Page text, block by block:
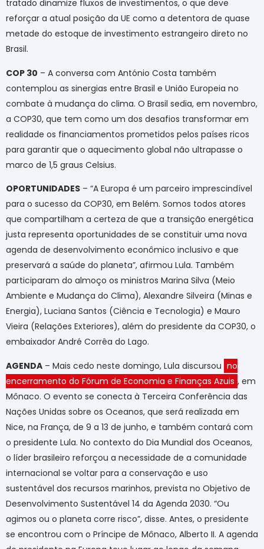
tratado dinamize fluxos de investimentos, o que deve
reforçar a atual posição da UE como a detentora de quase
metade do estoque de investimento estrangeiro direto no
Brasil.
COP 30 – A conversa com António Costa também
contemplou as sinergias entre Brasil e União Europeia no
combate à mudança do clima. O Brasil sedia, em novembro,
a COP30, que tem como um dos desafios transformar em
realidade os financiamentos prometidos pelos países ricos
para garantir que o aquecimento global não ultrapasse o
marco de 1,5 graus Celsius.
OPORTUNIDADES – “A Europa é um parceiro imprescindível
para o sucesso da COP30, em Belém. Somos todos atores
que compartilham a certeza de que a transição energética
justa representa oportunidades de se constituir uma nova
agenda de desenvolvimento econômico inclusivo e que
preservará a saúde do planeta”, afirmou Lula. Também
participaram do almoço os ministros Marina Silva (Meio
Ambiente e Mudança do Clima), Alexandre Silveira (Minas e
Energia), Luciana Santos (Ciência e Tecnologia) e Mauro
Vieira (Relações Exteriores), além do presidente da COP30, o
embaixador André Corrêa do Lago.
AGENDA – Mais cedo neste domingo, Lula discursou no
encerramento do Fórum de Economia e Finanças Azuis , em
Mônaco. O evento se conecta à Terceira Conferência das
Nações Unidas sobre os Oceanos, que será realizada em
Nice, na França, de 9 a 13 de junho, e também contará com
o presidente Lula. No contexto do Dia Mundial dos Oceanos,
o líder brasileiro reforçou a necessidade de a comunidade
internacional se voltar para a conservação e uso
sustentável dos recursos marinhos, prevista no Objetivo de
Desenvolvimento Sustentável 14 da Agenda 2030. “Ou
agimos ou o planeta corre risco”, disse. Antes, o presidente
se encontrou com o Príncipe de Mônaco, Alberto II. A agenda